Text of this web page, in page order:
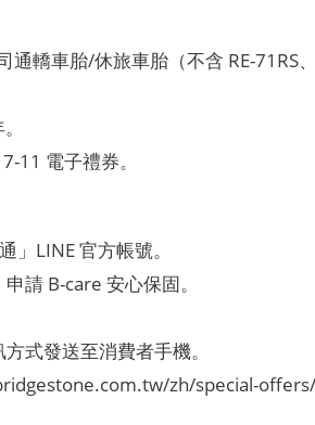
轎車胎/休旅車胎（不含 RE-71RS
11 電子禮券。
」LINE 官方帳號。
請 B-care 安心保固。
式發送至消費者手機。
zh/special-